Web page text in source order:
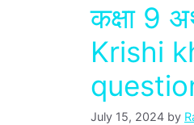
कक्षा 9
Krishi
July 15, 2024 by